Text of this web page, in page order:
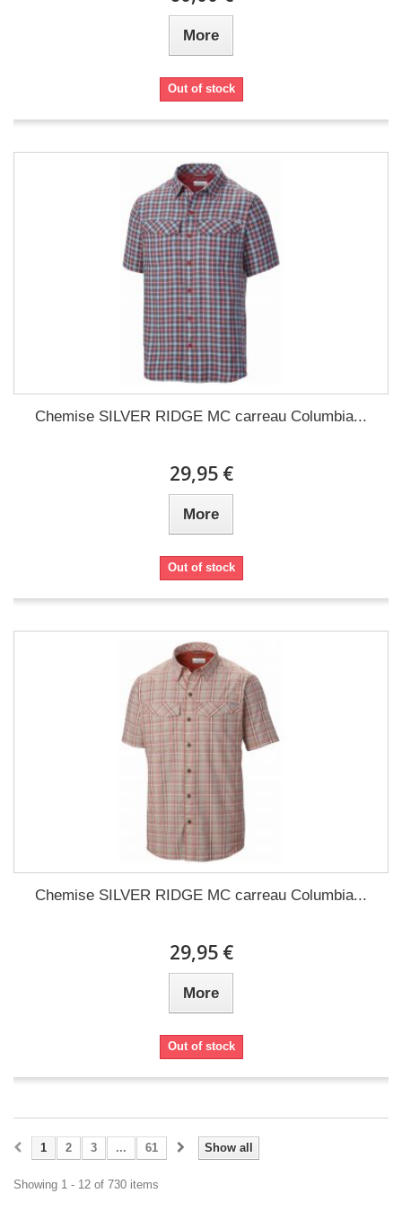
More
Out of stock
Chemise SILVER RIDGE MC carreau Columbia...
29,95 €
More
Out of stock
Chemise SILVER RIDGE MC carreau Columbia...
29,95 €
More
Out of stock
Show all
1 2 3 ... 61
Showing 1 - 12 of 730 items